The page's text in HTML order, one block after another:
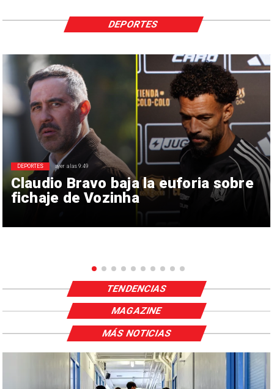
Claudio Bravo baja la euforia sobre
fichaje de Vozinha
DEPORTES ayer a las 9:49
DEPORTES
TENDENCIAS
MAGAZINE
MÁS NOTICIAS